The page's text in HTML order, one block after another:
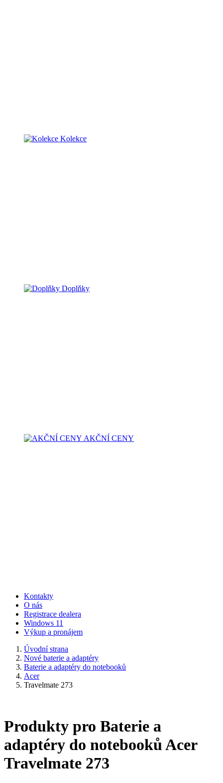
Kolekce
Doplňky
AKČNÍ CENY
Kontakty
O nás
Registrace dealera
Windows 11
Výkup a pronájem
Úvodní strana
Nové baterie a adaptéry
Baterie a adaptéry do notebooků
Acer
Travelmate 273
Produkty pro Baterie a
adaptéry do notebooků Acer
Travelmate 273